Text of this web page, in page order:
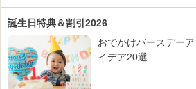
誕生日特典＆割引2026
おでかけバースデーア
イデア20選